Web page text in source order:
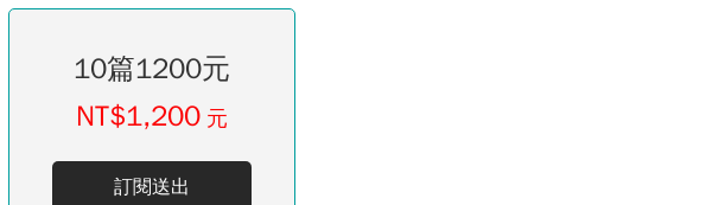
10篇1200元
NT$1,200 元
訂閱送出